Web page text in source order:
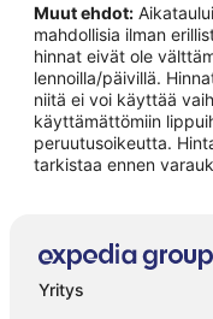
Muut ehdot:
mahdollisia ilman
hinnat eivät ole
lennoilla/päivillä.
niitä ei voi käyttää
käyttämättömiin
peruutusoikeutta.
tarkistaa ennen
Yritys